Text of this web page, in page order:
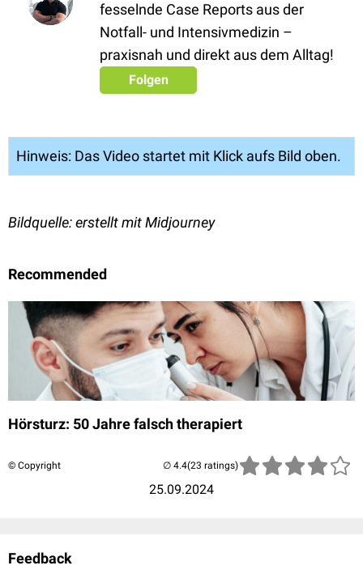
fesselnde Case Reports aus der
Notfall- und Intensivmedizin –
praxisnah und direkt aus dem Alltag!
Folgen
Hinweis: Das Video startet mit Klick aufs Bild oben.
Bildquelle: erstellt mit Midjourney
Recommended
Hörsturz: 50 Jahre falsch therapiert
© Copyright
25.09.2024
(23 ratings)
Feedback